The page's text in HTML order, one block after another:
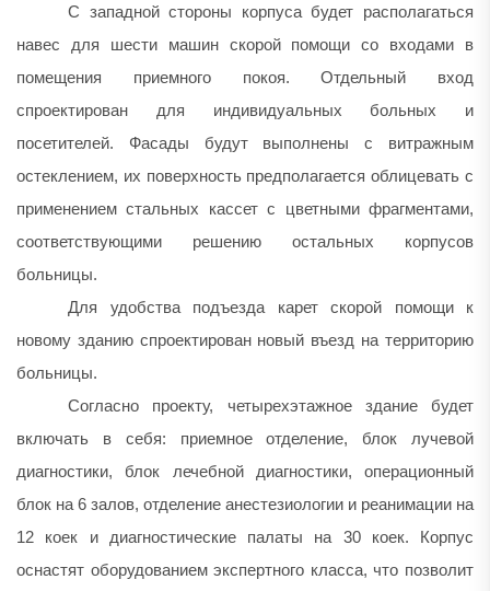
С западной стороны корпуса будет располагаться
навес для шести машин скорой помощи со входами в
помещения приемного покоя. Отдельный вход
спроектирован для индивидуальных больных и
посетителей. Фасады будут выполнены с витражным
остеклением, их поверхность предполагается облицевать с
применением стальных кассет с цветными фрагментами,
соответствующими решению остальных корпусов
больницы.
Для удобства подъезда карет скорой помощи к
новому зданию спроектирован новый въезд на территорию
больницы.
Согласно проекту, четырехэтажное здание будет
включать в себя: приемное отделение, блок лучевой
диагностики, блок лечебной диагностики, операционный
блок на 6 залов, отделение анестезиологии и реанимации на
12 коек и диагностические палаты на 30 коек. Корпус
оснастят оборудованием экспертного класса, что позволит